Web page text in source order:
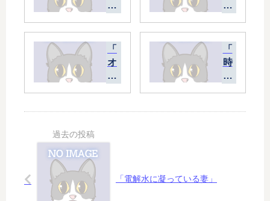
解
に
凝
っ
い
妻
・
ン
バ
ー
４
「
オ
リ
ッ
」
「
時
間
ま
「電解水に凝っている妻」